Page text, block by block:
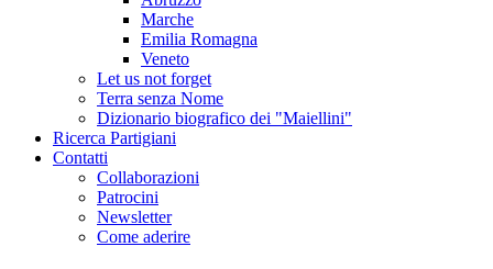
Marche
Emilia Romagna
Veneto
Let us not forget
Terra senza Nome
Dizionario biografico dei "Maiellini"
Ricerca Partigiani
Contatti
Collaborazioni
Patrocini
Newsletter
Come aderire